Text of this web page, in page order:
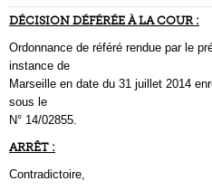
DÉCISION DÉFÉRÉE À LA COUR :
Ordonnance de référé rendue par le
instance de
Marseille en date du 31 juillet 2014
sous le
N° 14/02855.
ARRÊT :
Contradictoire,